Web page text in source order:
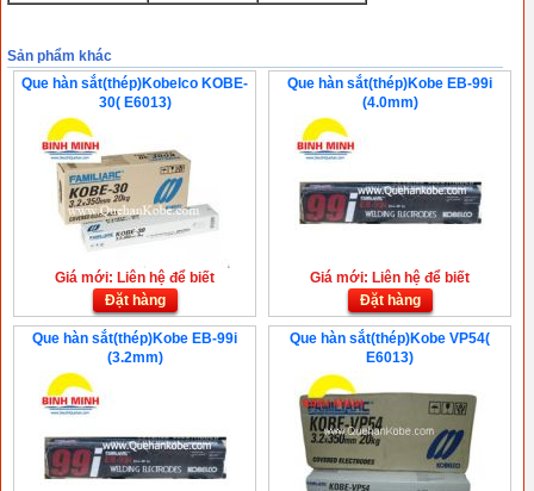
Sản phẩm khác
Que hàn sắt(thép)Kobelco KOBE-
30( E6013)
Giá mới: Liên hệ để biết
Đặt hàng
Que hàn sắt(thép)Kobe EB-99i
(4.0mm)
Giá mới: Liên hệ để biết
Đặt hàng
Que hàn sắt(thép)Kobe EB-99i
(3.2mm)
Que hàn sắt(thép)Kobe VP54(
E6013)